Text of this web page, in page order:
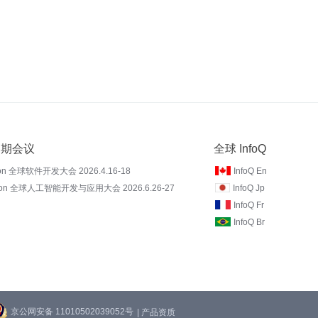
会议
全球软件开发大会 2026.4.16-18
全球人工智能开发与应用大会 2026.6.26-27
全球 InfoQ
InfoQ En
InfoQ Jp
InfoQ Fr
InfoQ Br
京公网安备 11010502039052号 | 产品资质